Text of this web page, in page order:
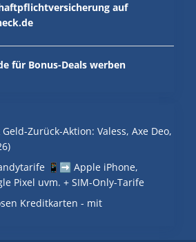
auf
für Bonus-Deals werben
Zurück-Aktion: Valess, Axe Deo,
📱➡️ Apple iPhone,
Pixel uvm. + SIM-Only-Tarife
Kreditkarten - mit